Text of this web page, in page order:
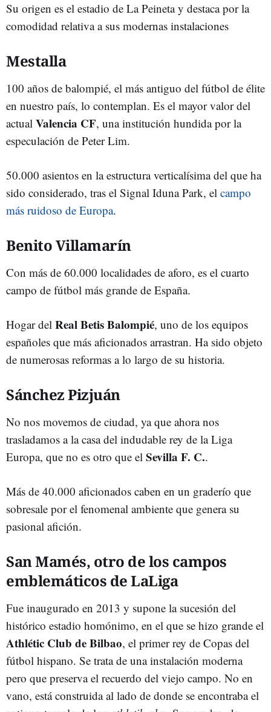
Su origen es el estadio de La Peineta y destaca por la
comodidad relativa a sus modernas instalaciones
Mestalla
100 años de balompié, el más antiguo del fútbol de élite
en nuestro país, lo contemplan. Es el mayor valor del
actual Valencia CF, una institución hundida por la
especulación de Peter Lim.
50.000 asientos en la estructura verticalísima del que ha
sido considerado, tras el Signal Iduna Park, el campo
más ruidoso de Europa.
Benito Villamarín
Con más de 60.000 localidades de aforo, es el cuarto
campo de fútbol más grande de España.
Hogar del Real Betis Balompié, uno de los equipos
españoles que más aficionados arrastran. Ha sido objeto
de numerosas reformas a lo largo de su historia.
Sánchez Pizjuán
No nos movemos de ciudad, ya que ahora nos
trasladamos a la casa del indudable rey de la Liga
Europa, que no es otro que el Sevilla F. C..
Más de 40.000 aficionados caben en un graderío que
sobresale por el fenomenal ambiente que genera su
pasional afición.
San Mamés, otro de los campos
emblemáticos de LaLiga
Fue inaugurado en 2013 y supone la sucesión del
histórico estadio homónimo, en el que se hizo grande el
Athlétic Club de Bilbao, el primer rey de Copas del
fútbol hispano. Se trata de una instalación moderna
pero que preserva el recuerdo del viejo campo. No en
vano, está construida al lado de donde se encontraba el